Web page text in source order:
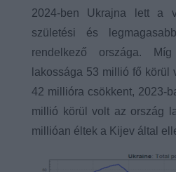
2024-ben Ukrajna lett a
születési és
rendelkező országa.
lakossága 53 millió fő körül
42 millióra csökkent, 2023-
millió körül volt az ország
millióan éltek a Kijev által